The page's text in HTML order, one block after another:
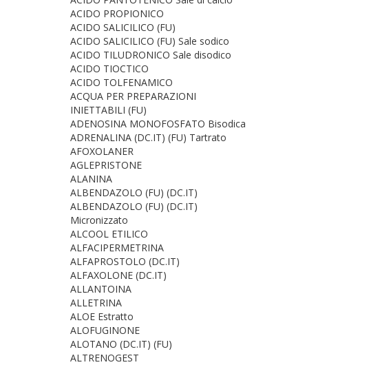
ACIDO PROPIONICO
ACIDO SALICILICO (FU)
ACIDO SALICILICO (FU) Sale sodico
ACIDO TILUDRONICO Sale disodico
ACIDO TIOCTICO
ACIDO TOLFENAMICO
ACQUA PER PREPARAZIONI
INIETTABILI (FU)
ADENOSINA MONOFOSFATO Bisodica
ADRENALINA (DC.IT) (FU) Tartrato
AFOXOLANER
AGLEPRISTONE
ALANINA
ALBENDAZOLO (FU) (DC.IT)
ALBENDAZOLO (FU) (DC.IT)
Micronizzato
ALCOOL ETILICO
ALFACIPERMETRINA
ALFAPROSTOLO (DC.IT)
ALFAXOLONE (DC.IT)
ALLANTOINA
ALLETRINA
ALOE Estratto
ALOFUGINONE
ALOTANO (DC.IT) (FU)
ALTRENOGEST